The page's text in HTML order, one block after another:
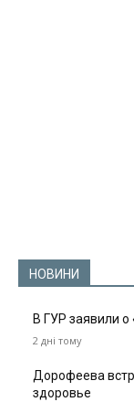
НОВИНИ
В ГУР заявили
2 дні тому
Дорофеева
здоровье